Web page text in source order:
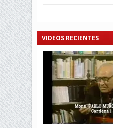
VIDEOS RECIENTES